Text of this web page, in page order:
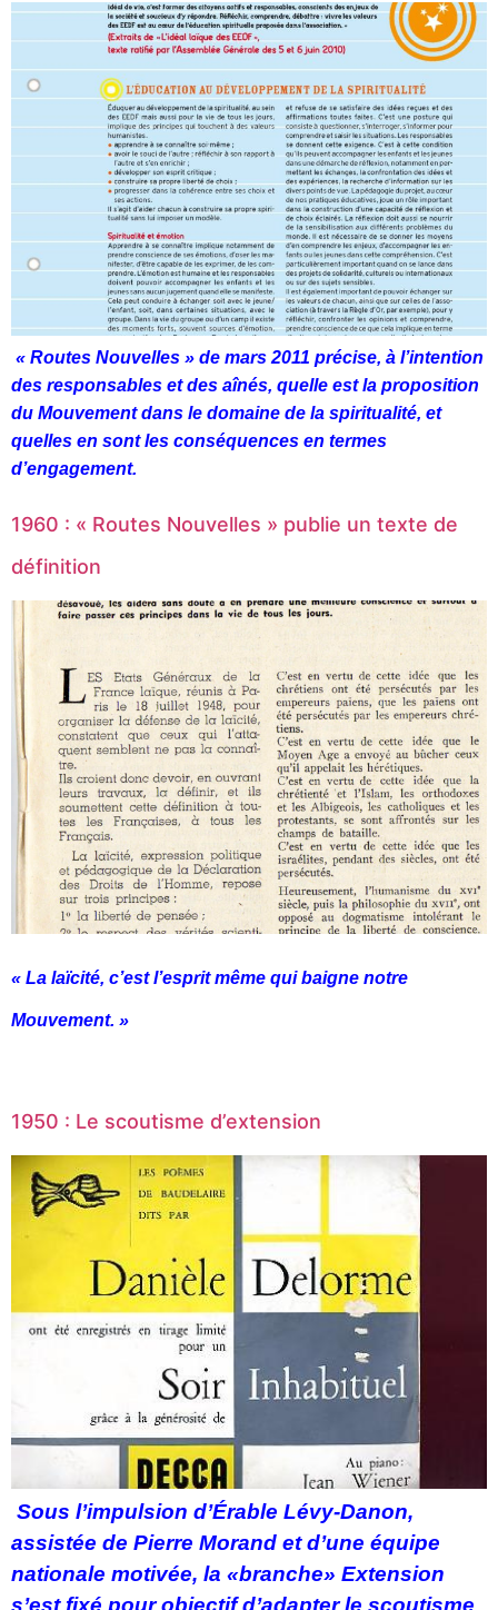
« Routes Nouvelles » de mars 2011 précise, à l’intention
des responsables et des aînés, quelle est la proposition
du Mouvement dans le domaine de la spiritualité, et
quelles en sont les conséquences en termes
d’engagement.
1960 : « Routes Nouvelles » publie un texte de
définition
« La laïcité, c’est l’esprit même qui baigne notre
Mouvement. »
1950 : Le scoutisme d’extension
Sous l’impulsion d’Érable Lévy-Danon,
assistée de Pierre Morand et d’une équipe
nationale motivée, la «branche» Extension